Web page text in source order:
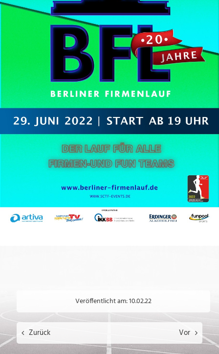
Veröffentlicht am: 10.02.22
Zurück Vor